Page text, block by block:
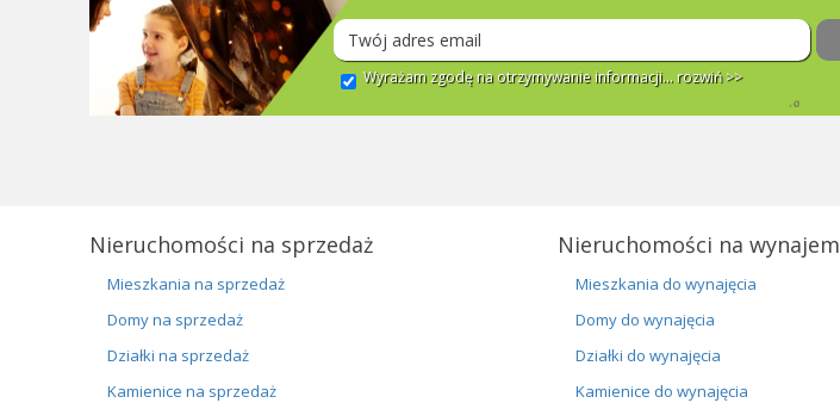
Wyrażam zgodę na otrzymywanie informacji... rozwiń >>
Nieruchomości na sprzedaż
Mieszkania na sprzedaż
Domy na sprzedaż
Działki na sprzedaż
Kamienice na sprzedaż
Nieruchomości na wynajem
Mieszkania do wynajęcia
Domy do wynajęcia
Działki do wynajęcia
Kamienice do wynajęcia